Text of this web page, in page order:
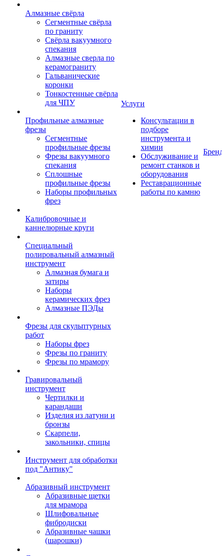
Алмазные свёрла
Сегментные свёрла
по граниту
Свёрла вакуумного
спекания
Алмазные сверла по
керамограниту
Гальванические
коронки
Тонкостенные свёрла
для ЧПУ
Профильные алмазные
фрезы
Сегментные
профильные фрезы
Фрезы вакуумного
спекания
Сплошные
профильные фрезы
Наборы профильных
фрез
Калибровочные и
каннелюрные круги
Специальный
полировальный алмазный
инструмент
Алмазная бумага и
затиры
Наборы
керамических фрез
Алмазные ПЭДы
Фрезы для скульптурных
работ
Наборы фрез
Фрезы по граниту
Фрезы по мрамору
Гравировальный
инструмент
Чертилки и
карандаши
Изделия из латуни и
бронзы
Скарпели,
закольники, спицы
Инструмент для обработки
под "Антику"
Абразивный инструмент
Абразивные щетки
для мрамора
Шлифовальные
фибродиски
Абразивные чашки
(шарошки)
Услуги
Консультации в
подборе
инструмента и
химии
Обслуживание и
ремонт станков и
оборудования
Реставрационные
работы по камню